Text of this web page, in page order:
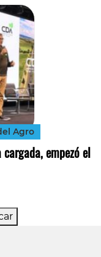
Agro
empezó el